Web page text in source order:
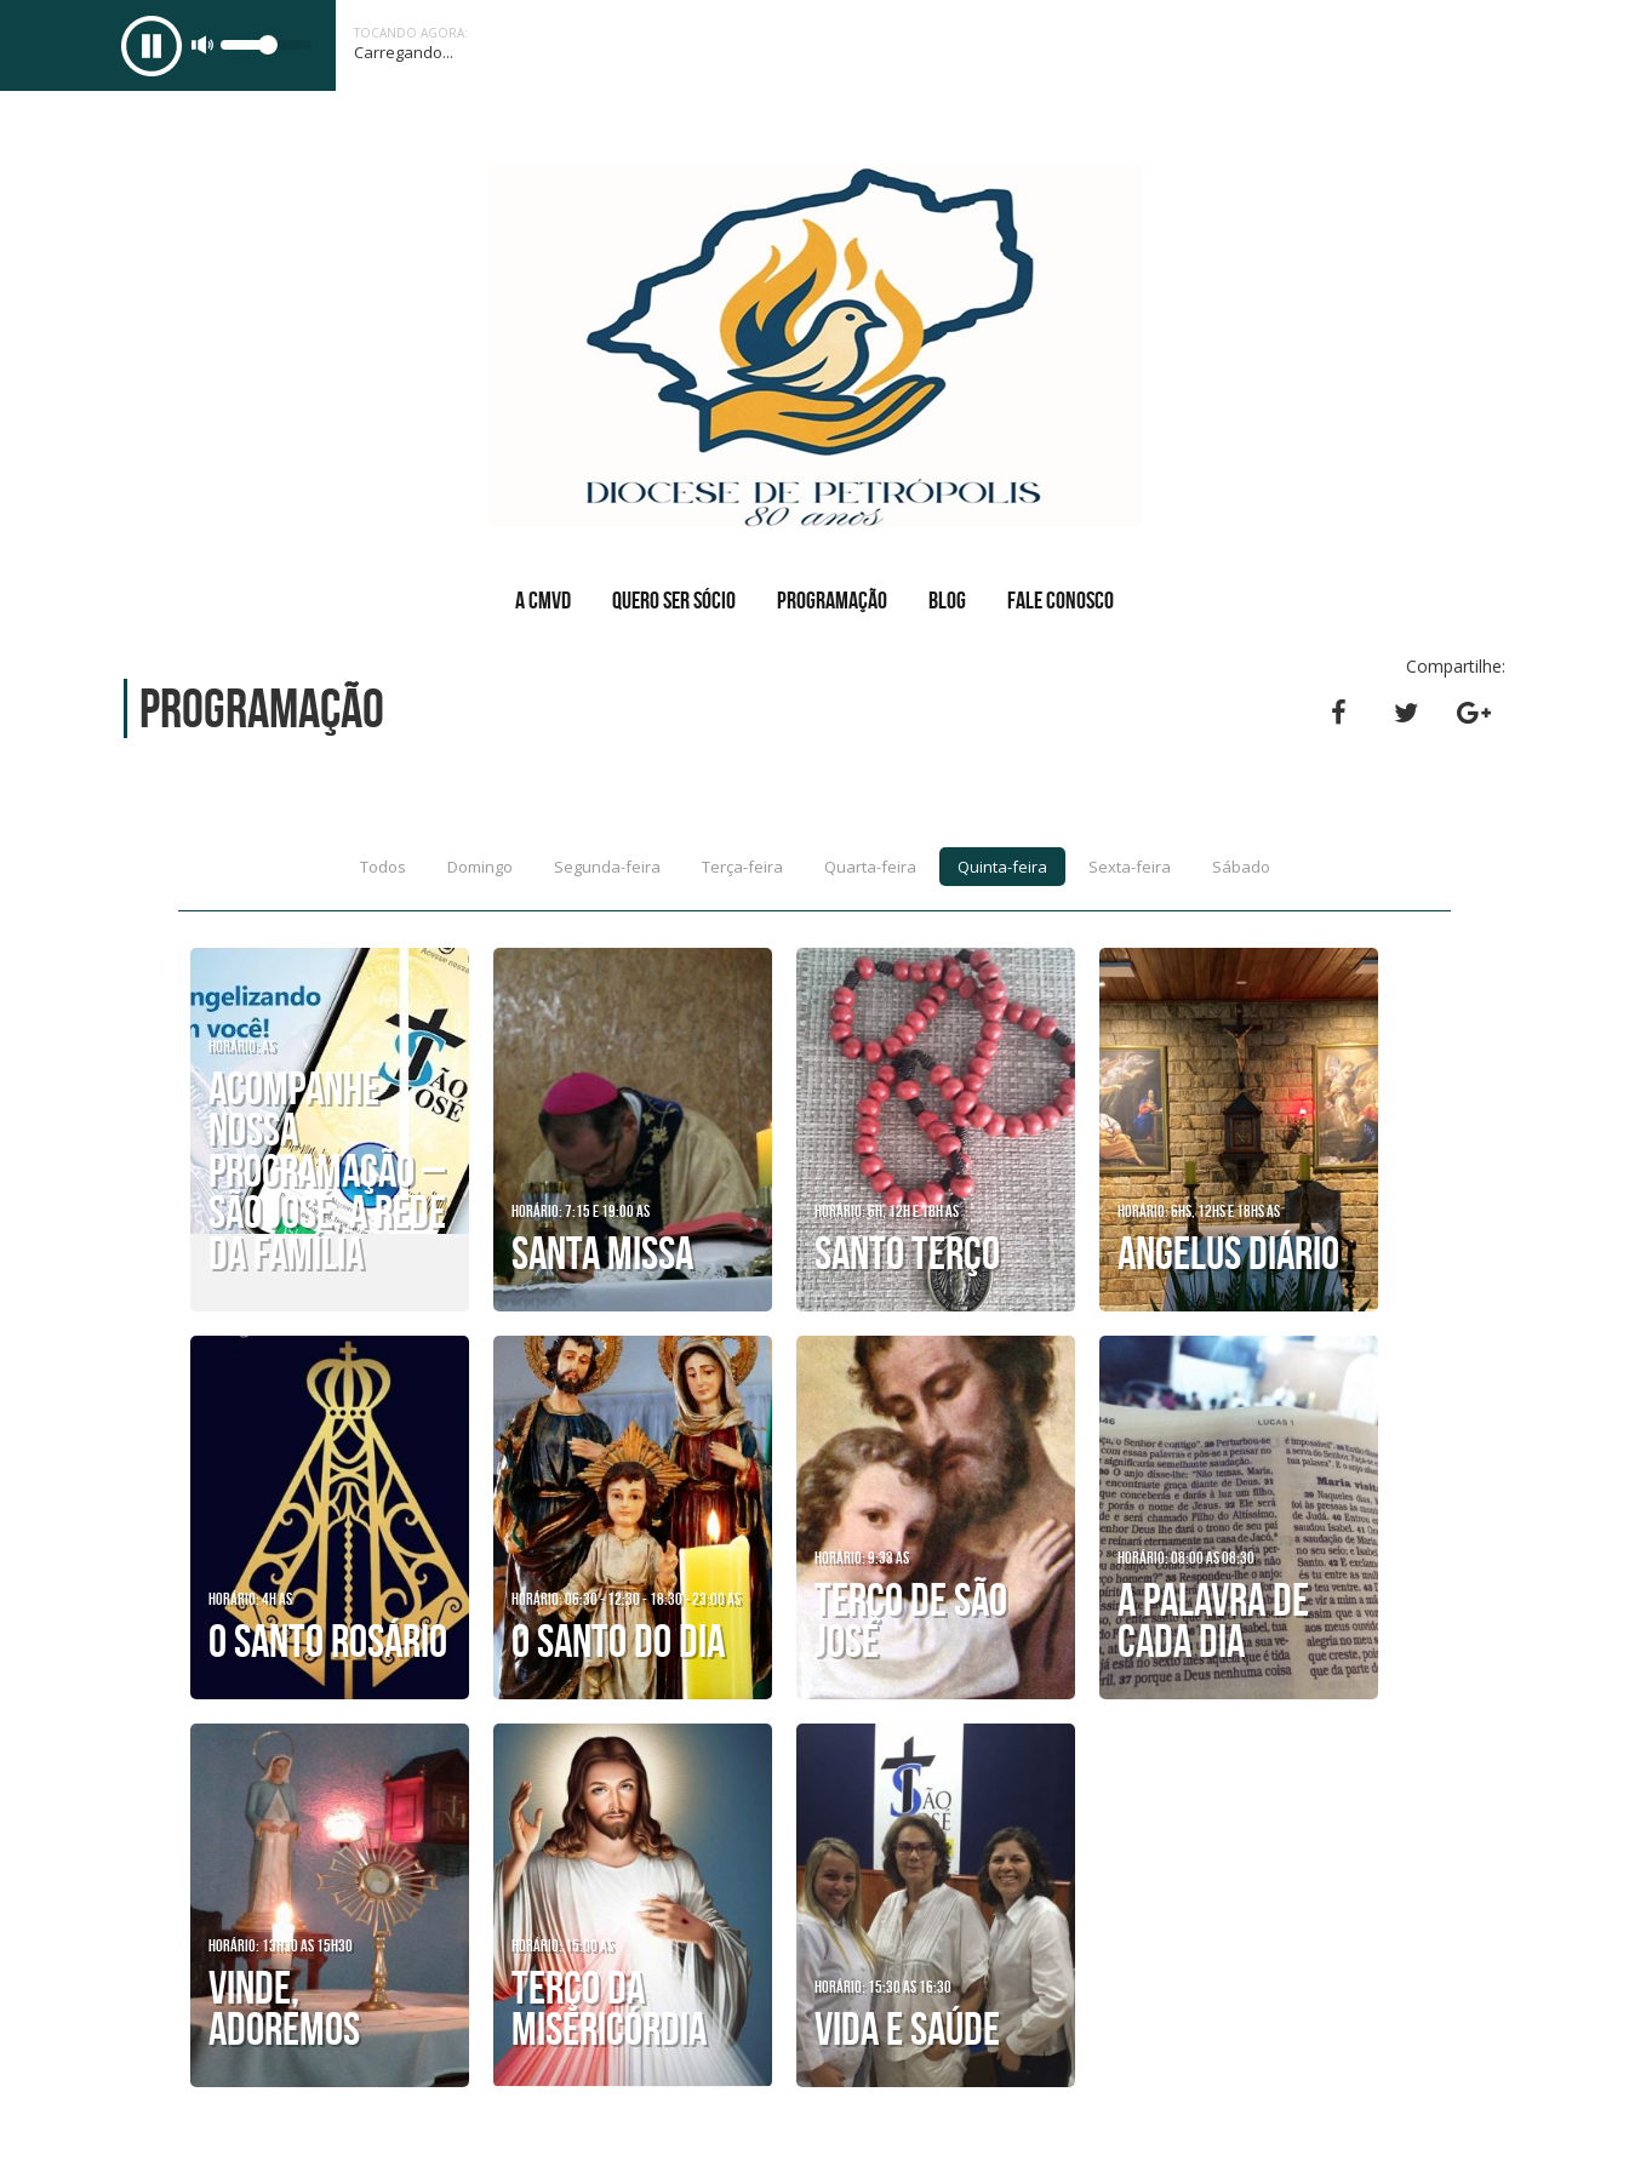
TOCANDO AGORA:
Carregando...
A CMVD QUERO SER SÓCIO PROGRAMAÇÃO BLOG FALE CONOSCO
Programação
Compartilhe:
Todos Domingo Segunda-feira Terça-feira Quarta-feira Quinta-feira Sexta-feira Sábado
Horário: as
Acompanhe
nossa
programação –
SÃO JOSÉ, A REDE
DA FAMÍLIA
Horário: 7:15 e 19:00 as
Santa Missa
Horário: 6h, 12h e 18h as
Santo Terço
Horário: 6hs, 12hs e 18hs as
Angelus diário
Horário: 4h as
O Santo Rosário
Horário: 06:30 - 12:30 - 18:30 - 23:00 as
O SANTO DO DIA
Horário: 9:33 as
TERÇO DE SÃO
JOSÉ
Horário: 08:00 as 08:30
A Palavra de
cada dia
Horário: 13h30 as 15h30
Vinde,
Adoremos
Horário: 15:00 as
TERÇO DA
MISERICÓRDIA
Horário: 15:30 as 16:30
VIDA E SAÚDE